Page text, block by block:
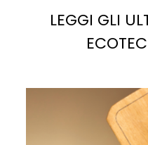
potenziale sul
potrebbe facilmente
domanda di
LEGGI GLI